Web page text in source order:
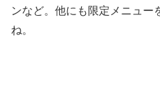
ンなど。他にも限定メニュー
ね。